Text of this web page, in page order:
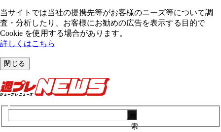
当サイトでは当社の提携先等がお客様のニーズ等について調
査・分析したり、お客様にお勧めの広告を表⽰する⽬的で
Cookie を使⽤する場合があります。
詳しくはこちら
閉じる
索